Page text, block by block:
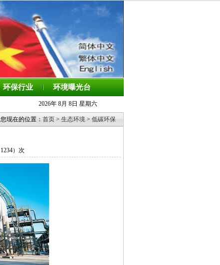
环保行业 环境曝光台
2026年 8月 8日 星期六
您现在的位置： 首页 > 生态环境 > 低碳环保
1234）次